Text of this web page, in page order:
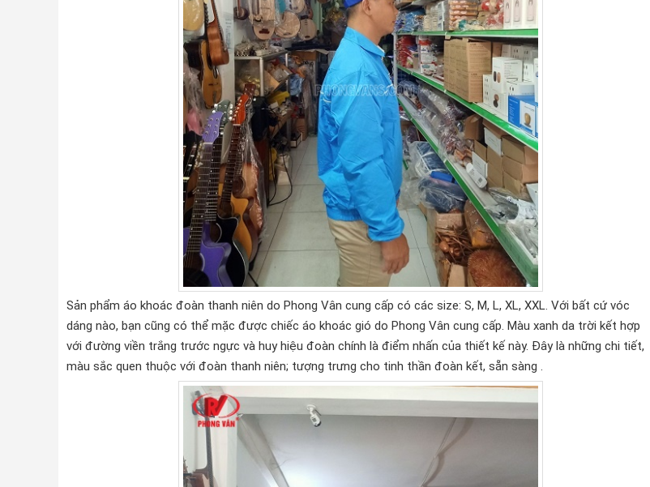
Sản phẩm áo khoác đoàn thanh niên do Phong Vân cung cấp có các size: S, M, L, XL, XXL. Với bất cứ vóc
dáng nào, bạn cũng có thể mặc được chiếc áo khoác gió do Phong Vân cung cấp. Màu xanh da trời kết hợp
với đường viền trắng trước ngực và huy hiệu đoàn chính là điểm nhấn của thiết kế này. Đây là những chi tiết,
màu sắc quen thuộc với đoàn thanh niên; tượng trưng cho tinh thần đoàn kết, sẵn sàng .